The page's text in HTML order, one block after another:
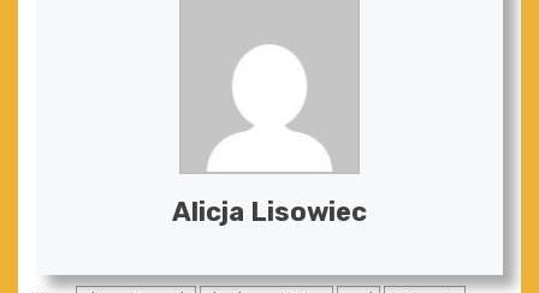
Alicja Lisowiec